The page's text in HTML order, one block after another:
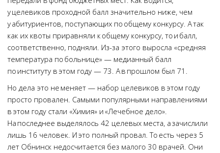
у целевиков проходной балл значительно ниже, чем
у абитуриентов, поступающих по общему конкурсу. А так
как их квоты приравняли к общему конкурсу, то и балл,
соответственно, подняли. Из-за этого выросла «средняя
температура по больнице» — медианный балл
по институту в этом году — 73. А в прошлом был 71.
Но дела это не меняет — набор целевиков в этом году
просто провален. Самыми популярными направлениями
в этом году стали «Химия» и «Лечебное дело».
На последнее выделялось 42 целевых места, а зачислили
лишь 16 человек. И это полный провал. То есть через 5
лет Обнинск недосчитается без малого 30 врачей. Они